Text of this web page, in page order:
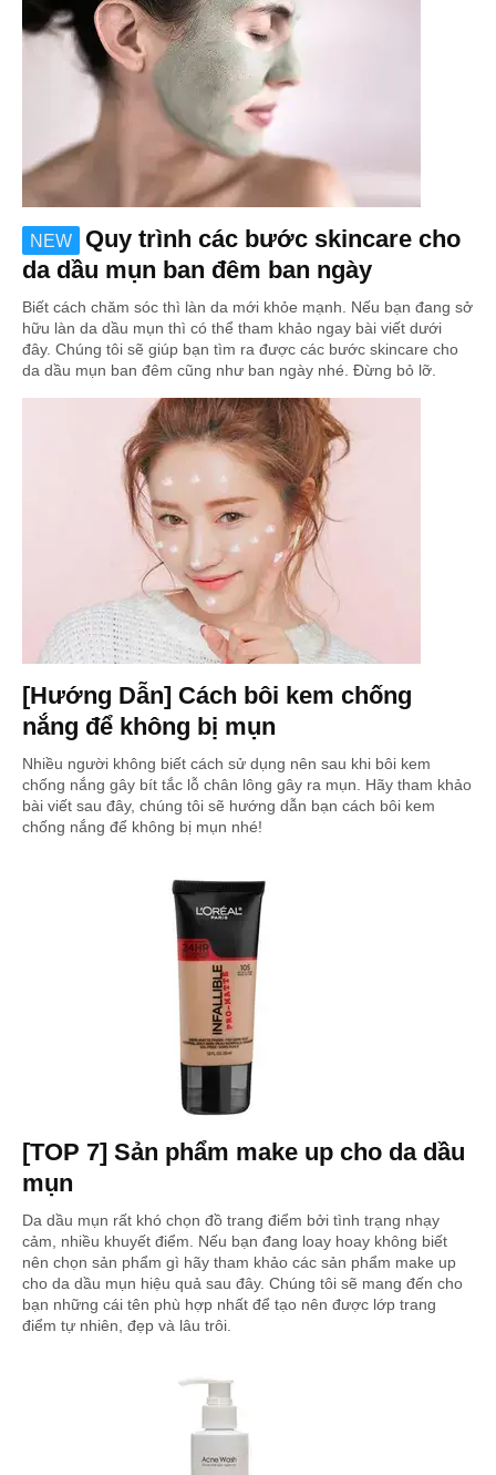
NEW
Quy trình các bước skincare cho
da dầu mụn ban đêm ban ngày
Biết cách chăm sóc thì làn da mới khỏe mạnh. Nếu bạn đang sở
hữu làn da dầu mụn thì có thể tham khảo ngay bài viết dưới
đây. Chúng tôi sẽ giúp bạn tìm ra được các bước skincare cho
da dầu mụn ban đêm cũng như ban ngày nhé. Đừng bỏ lỡ.
[Hướng Dẫn] Cách bôi kem chống
nắng để không bị mụn
Nhiều người không biết cách sử dụng nên sau khi bôi kem
chống nắng gây bít tắc lỗ chân lông gây ra mụn. Hãy tham khảo
bài viết sau đây, chúng tôi sẽ hướng dẫn bạn cách bôi kem
chống nắng để không bị mụn nhé!
[TOP 7] Sản phẩm make up cho da dầu
mụn
Da dầu mụn rất khó chọn đồ trang điểm bởi tình trạng nhạy
cảm, nhiều khuyết điểm. Nếu bạn đang loay hoay không biết
nên chọn sản phẩm gì hãy tham khảo các sản phẩm make up
cho da dầu mụn hiệu quả sau đây. Chúng tôi sẽ mang đến cho
bạn những cái tên phù hợp nhất để tạo nên được lớp trang
điểm tự nhiên, đẹp và lâu trôi.